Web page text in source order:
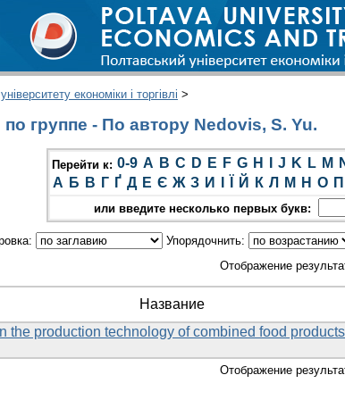
економіки і торгівлі >
группе - По автору Nedovis, S. Yu.
Перейти к: 0-9 A B C D E F G H J K L M
А Б В Г Ґ Д Е Є Ж З И Й К Л М Н О П
или введите несколько первых букв:
Упорядочнить:
Отображение
Название
the production technology of combined food
Отображение